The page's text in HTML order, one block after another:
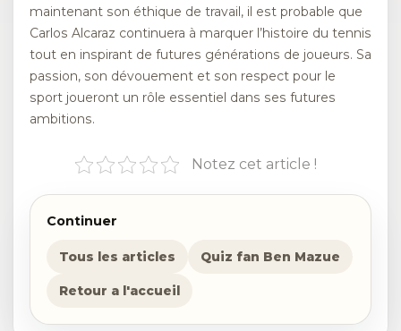
maintenant son éthique de travail, il est probable que
Carlos Alcaraz continuera à marquer l’histoire du tennis
tout en inspirant de futures générations de joueurs. Sa
passion, son dévouement et son respect pour le
sport joueront un rôle essentiel dans ses futures
ambitions.
Notez cet article !
Continuer
Tous les articles Quiz fan Ben Mazue
Retour a l'accueil